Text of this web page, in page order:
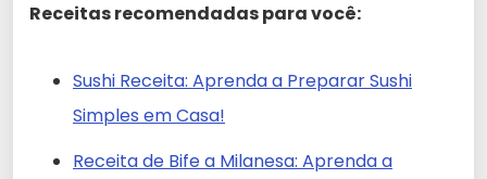
Receitas recomendadas para você:
Sushi Receita: Aprenda a Preparar Sushi
Simples em Casa!
Receita de Bife a Milanesa: Aprenda a